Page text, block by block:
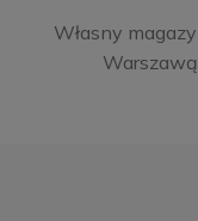
Własny
Warszawą